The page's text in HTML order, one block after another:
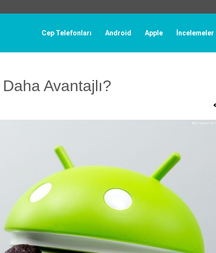
Cep Telefonları Android Apple İncelemeler
Avantajlı?